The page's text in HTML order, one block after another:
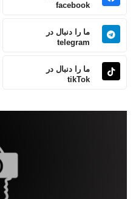
facebook
ما را دنبال در
telegram
ما را دنبال در
tikTok